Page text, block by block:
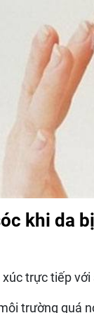
khi da
trực tiếp với
trường quá